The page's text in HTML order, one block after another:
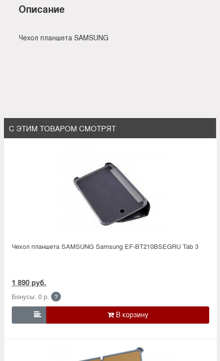
Описание
Чехол планшета SAMSUNG
С ЭТИМ ТОВАРОМ СМОТРЯТ
Чехол планшета SAMSUNG Samsung EF-ВТ210BSEGRU Tab 3
1 890 руб.
Бонусы: 0 р. ?
